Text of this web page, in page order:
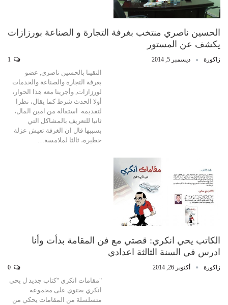
الحسين ناصري منتخب بغرفة التجارة و الصناعة بورزازات
يكشف عن المستور
زاكورة ديسمبر 5, 2014
التقينا بالحسين ناصري, عضو
بغرفة التجارة والصناعة والخدمات
لورزازات, وأجرينا معه هذا الحوار،
أولا الحدث شرط كما يقال، نظرا
لتقديمه استقالة من امين المال،
ثانيا للتعريف بالمشاكل التي
بسببها قال ان الغرفة تعيش عزلة
خطيرة، ثالثا لملامسة…
الكاتب يحي انكري: قصتي مع فن المقامة بدأت وأنا
ادرس في السنة الثالثة اعدادي
زاكورة أكتوبر 26, 2014
"مقامات انكري "كتاب جديد ل يحي
انكري يحتوي على مجموعة
متسلسلة من المقامات يحكي من